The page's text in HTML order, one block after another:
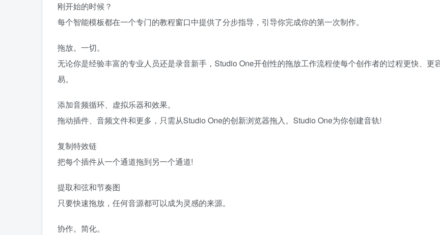
刚开始的时候？
每个智能模板都在一个专门的教程窗口中提供了分步指导，引导你完成你的第一次制作。
拖放。一切。
无论你是经验丰富的专业人员还是录音新手，Studio One开创性的拖放工作流程使每个创作者的过程更快、更
易。
添加音频循环、虚拟乐器和效果。
拖动插件、音频文件和更多，只需从Studio One的创新浏览器拖入。Studio One为你创建音轨!
复制特效链
把每个插件从一个通道拖到另一个通道!
提取和弦和节奏图
只要快速拖放，任何音源都可以成为灵感的来源。
协作。简化。